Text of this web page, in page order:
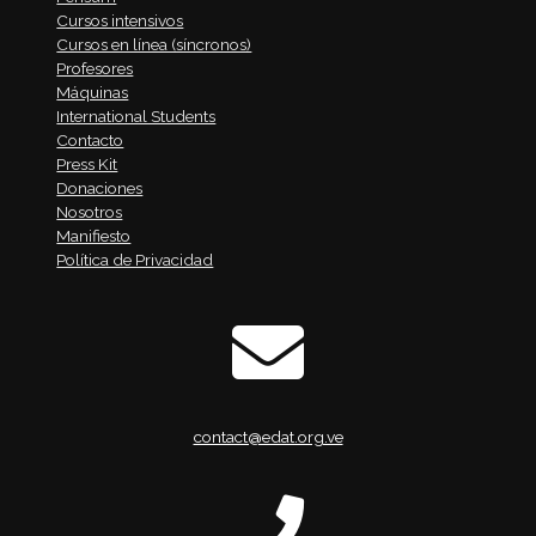
Cursos intensivos
Cursos en línea (síncronos)
Profesores
Máquinas
International Students
Contacto
Press Kit
Donaciones
Nosotros
Manifiesto
Política de Privacidad
contact@edat.org.ve